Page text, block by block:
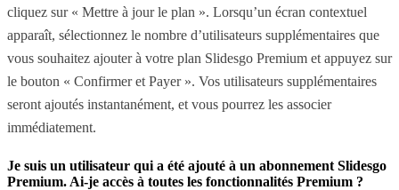
cliquez sur « Mettre à jour le plan ». Lorsqu’un écran contextuel
apparaît, sélectionnez le nombre d’utilisateurs supplémentaires que
vous souhaitez ajouter à votre plan Slidesgo Premium et appuyez sur
le bouton « Confirmer et Payer ». Vos utilisateurs supplémentaires
seront ajoutés instantanément, et vous pourrez les associer
immédiatement.
Je suis un utilisateur qui a été ajouté à un abonnement Slidesgo
Premium. Ai-je accès à toutes les fonctionnalités Premium ?